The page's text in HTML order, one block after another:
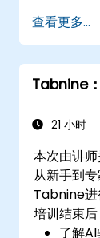
利用
发周
查看更多...
Tabnine
21 小时
本次由讲
从新手到
Tabnine进
培训结束
了解AI